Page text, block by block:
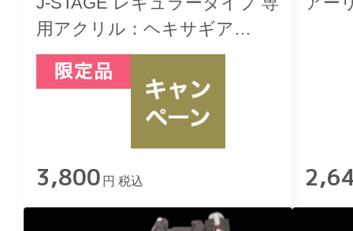
用アクリル：ヘキサギア
01【前面/背面セット】
3,800 円 税込